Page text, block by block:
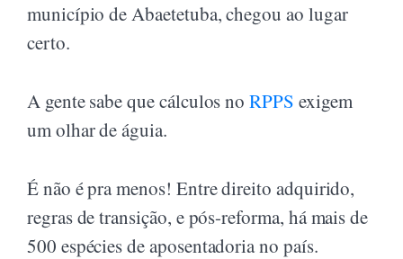
município de Abaetetuba, chegou ao lugar
certo.
A gente sabe que cálculos noRPPS exigem
um olhar de águia.
É não é pra menos! Entre direito adquirido,
regras de transição, e pós-reforma, há mais de
500 espécies de aposentadoria no país.